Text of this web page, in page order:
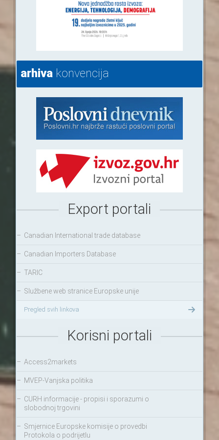
arhivakonvencija
Export portali
– Canadian International trade database
– Canadian Importers Database
– TARIC
– Službene web stranice Europske unije
Pregled svih linkova
Korisni portali
– Access2markets
– MVEP-Vanjska politika
– CURH informacije - propisi i sporazumi o
slobodnoj trgovini
– Smjernice Europske komisije o provedbi
Protokola o podrijetlu